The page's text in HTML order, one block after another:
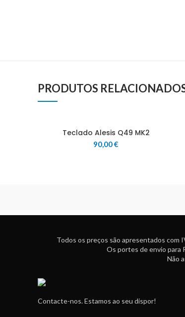
PRODUTOS
Teclado Alesis Q49 MK2
90,00€
Todos os preços são apresentados com
Os portes de envio para
Não
Contacte-nos. Estamos ao seu dispor!